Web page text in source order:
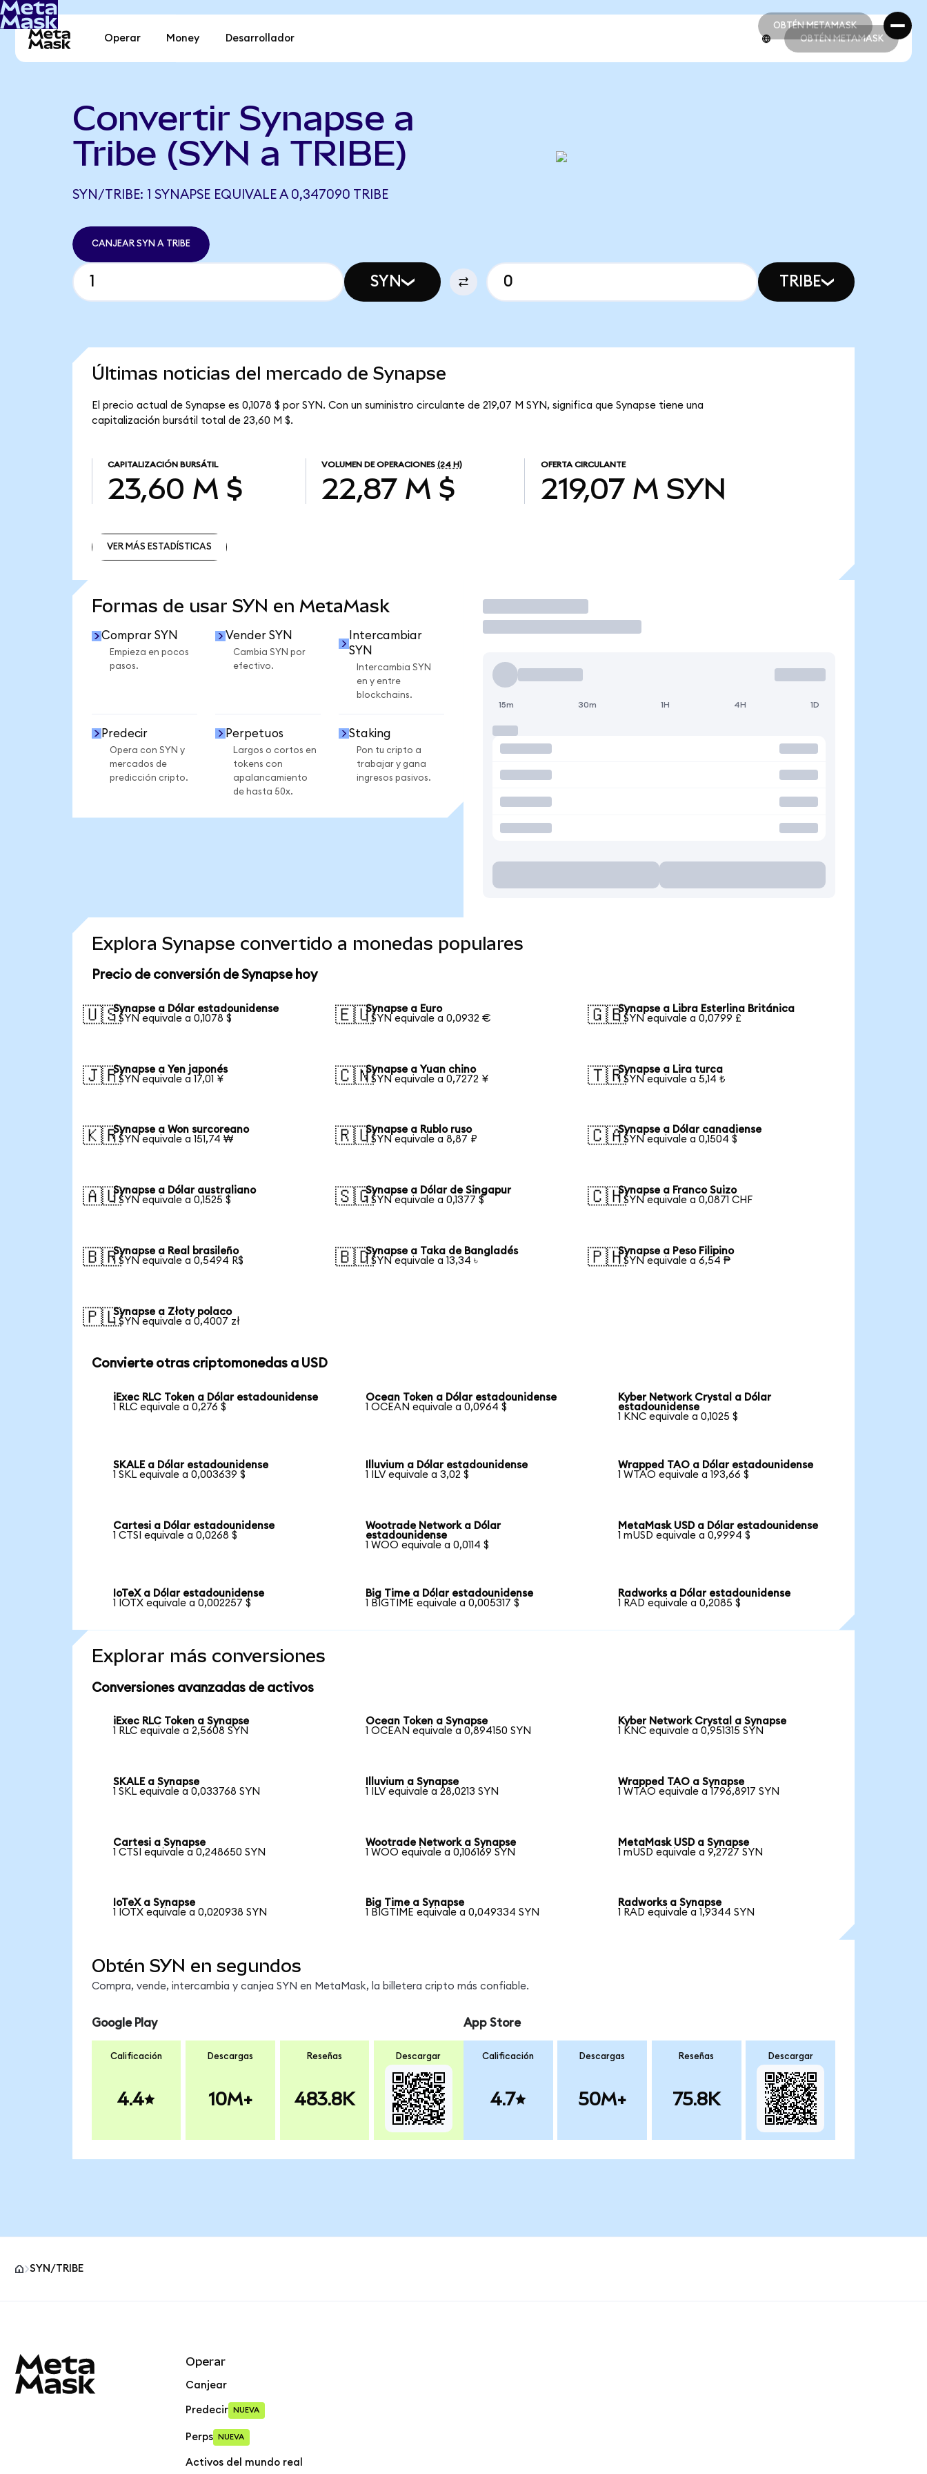
OBTÉN METAMASK
OBTÉN METAMASK
Operar Money Desarrollador OBTÉN METAMASK
Convertir Synapse a
Tribe (SYN a TRIBE)
SYN/TRIBE: 1 SYNAPSE EQUIVALE A 0,347090 TRIBE
CANJEAR SYN A TRIBE
SYN TRIBE
Últimas noticias del mercado de Synapse
El precio actual de Synapse es 0,1078 $ por SYN. Con un suministro circulante de 219,07 M SYN, significa que Synapse tiene una
capitalización bursátil total de 23,60 M $.
CAPITALIZACIÓN BURSÁTIL
23,60 M $
VOLUMEN DE OPERACIONES (24 H)
22,87 M $
OFERTA CIRCULANTE
219,07 M SYN
VER MÁS ESTADÍSTICAS
Formas de usar SYN en MetaMask
Comprar SYN
Empieza en pocos
pasos.
Vender SYN
Cambia SYN por
efectivo.
Intercambiar
SYN
Intercambia SYN
en y entre
blockchains.
Predecir
Opera con SYN y
mercados de
predicción cripto.
Perpetuos
Largos o cortos en
tokens con
apalancamiento
de hasta 50x.
Staking
Pon tu cripto a
trabajar y gana
ingresos pasivos.
Operar
15m 30m 1H 4H 1D
Explora Synapse convertido a monedas populares
Precio de conversión de Synapse hoy
🇺🇸Synapse a Dólar estadounidense
1 SYN equivale a 0,1078 $
🇪🇺Synapse a Euro
1 SYN equivale a 0,0932 €
🇬🇧Synapse a Libra Esterlina Británica
1 SYN equivale a 0,0799 £
🇯🇵Synapse a Yen japonés
1 SYN equivale a 17,01 ¥
🇨🇳Synapse a Yuan chino
1 SYN equivale a 0,7272 ¥
🇹🇷Synapse a Lira turca
1 SYN equivale a 5,14 ₺
🇰🇷Synapse a Won surcoreano
1 SYN equivale a 151,74 ₩
🇷🇺Synapse a Rublo ruso
1 SYN equivale a 8,87 ₽
🇨🇦Synapse a Dólar canadiense
1 SYN equivale a 0,1504 $
🇦🇺Synapse a Dólar australiano
1 SYN equivale a 0,1525 $
🇸🇬Synapse a Dólar de Singapur
1 SYN equivale a 0,1377 $
🇨🇭Synapse a Franco Suizo
1 SYN equivale a 0,0871 CHF
🇧🇷Synapse a Real brasileño
1 SYN equivale a 0,5494 R$
🇧🇩Synapse a Taka de Bangladés
1 SYN equivale a 13,34 ৳
🇵🇭Synapse a Peso Filipino
1 SYN equivale a 6,54 ₱
🇵🇱Synapse a Złoty polaco
1 SYN equivale a 0,4007 zł
Convierte otras criptomonedas a USD
iExec RLC Token a Dólar estadounidense
1 RLC equivale a 0,276 $
Ocean Token a Dólar estadounidense
1 OCEAN equivale a 0,0964 $
Kyber Network Crystal a Dólar
estadounidense
1 KNC equivale a 0,1025 $
SKALE a Dólar estadounidense
1 SKL equivale a 0,003639 $
Illuvium a Dólar estadounidense
1 ILV equivale a 3,02 $
Wrapped TAO a Dólar estadounidense
1 WTAO equivale a 193,66 $
Cartesi a Dólar estadounidense
1 CTSI equivale a 0,0268 $
Wootrade Network a Dólar
estadounidense
1 WOO equivale a 0,0114 $
MetaMask USD a Dólar estadounidense
1 mUSD equivale a 0,9994 $
IoTeX a Dólar estadounidense
1 IOTX equivale a 0,002257 $
Big Time a Dólar estadounidense
1 BIGTIME equivale a 0,005317 $
Radworks a Dólar estadounidense
1 RAD equivale a 0,2085 $
Explorar más conversiones
Conversiones avanzadas de activos
iExec RLC Token a Synapse
1 RLC equivale a 2,5608 SYN
Ocean Token a Synapse
1 OCEAN equivale a 0,894150 SYN
Kyber Network Crystal a Synapse
1 KNC equivale a 0,951315 SYN
SKALE a Synapse
1 SKL equivale a 0,033768 SYN
Illuvium a Synapse
1 ILV equivale a 28,0213 SYN
Wrapped TAO a Synapse
1 WTAO equivale a 1796,8917 SYN
Cartesi a Synapse
1 CTSI equivale a 0,248650 SYN
Wootrade Network a Synapse
1 WOO equivale a 0,106169 SYN
MetaMask USD a Synapse
1 mUSD equivale a 9,2727 SYN
IoTeX a Synapse
1 IOTX equivale a 0,020938 SYN
Big Time a Synapse
1 BIGTIME equivale a 0,049334 SYN
Radworks a Synapse
1 RAD equivale a 1,9344 SYN
Obtén SYN en segundos
Compra, vende, intercambia y canjea SYN en MetaMask, la billetera cripto más confiable.
Google Play
Calificación
4.4
Descargas
10M+
Reseñas
483.8K
Descargar
App Store
Calificación
4.7
Descargas
50M+
Reseñas
75.8K
Descargar
SYN/TRIBE
Operar
Canjear
Predecir NUEVA
Perps NUEVA
Activos del mundo real